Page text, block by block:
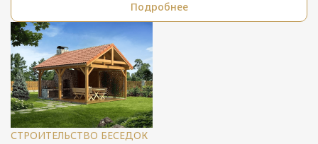
Подробнее
СТРОИТЕЛЬСТВО БЕСЕДОК